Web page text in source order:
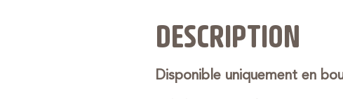
DESCRIPTION
Disponible uniquement en